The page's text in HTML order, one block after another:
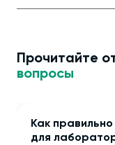
Прочитайте
вопросы
Как
для